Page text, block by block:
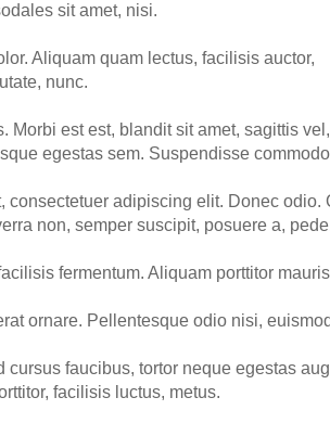
sit amet, nisi.
Aliquam quam lectus, facilisis auctor,
nunc.
Morbi est est, blandit sit amet, sagittis vel,
egestas sem. Suspendisse
consectetuer adipiscing elit. Donec
non, semper suscipit, posuere a,
fermentum. Aliquam porttitor
ornare. Pellentesque odio nisi,
cursus faucibus, tortor neque egestas
facilisis luctus, metus.